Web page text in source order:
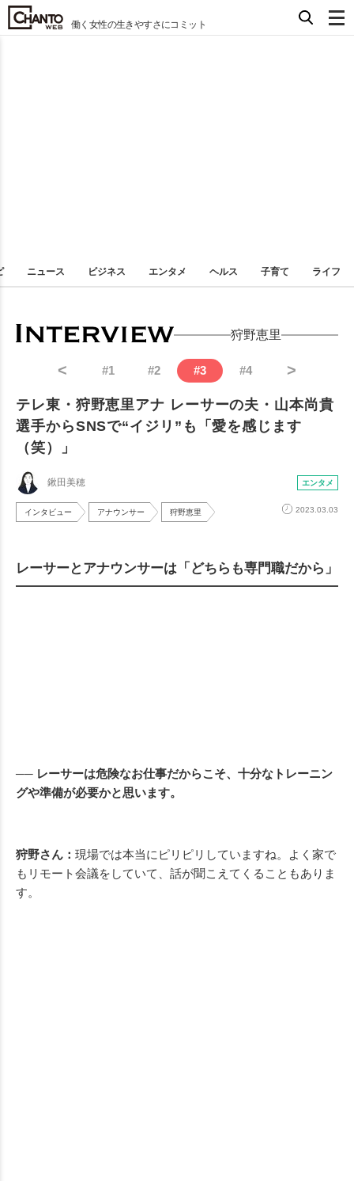
働く女性の生きやすさにコミット
ニュース ビジネス エンタメ ヘルス 子育て ライフ
狩野恵里
< #1 #2 #3 #4 >
テレ東・狩野恵里アナ レーサーの夫・山本尚貴
選手からSNSで“イジリ”も「愛を感じます
（笑）」
鍬田美穂 エンタメ
インタビュー アナウンサー 狩野恵里 2023.03.03
レーサーとアナウンサーは「どちらも専門職だから」
── レーサーは危険なお仕事だからこそ、十分なトレーニン
グや準備が必要かと思います。
狩野さん： 現場では本当にピリピリしていますね。よく家で
もリモート会議をしていて、話が聞こえてくることもありま
す。